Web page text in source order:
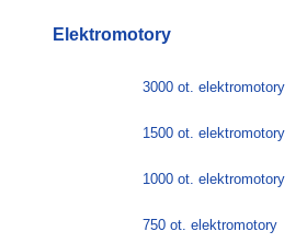
Elektromotory
3000 ot. elektromotory
1500 ot. elektromotory
1000 ot. elektromotory
750 ot. elektromotory